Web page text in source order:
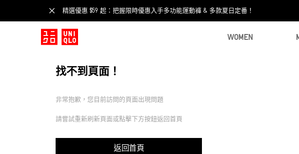
精選優惠 $59 起：把握限時優惠入手多功能運動褲 & 多款夏日定番！​
WOMEN
找不到頁面！
非常抱歉，您目前訪問的頁面出現問題
請嘗試重新刷新頁面或點擊下方按鈕返回首頁
返回首頁